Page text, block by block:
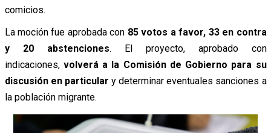
comicios.
La moción fue aprobada con 85 votos a favor, 33 en contra
y 20 abstenciones. El proyecto, aprobado con
indicaciones, volverá a la Comisión de Gobierno para su
discusión en particular y determinar eventuales sanciones a
la población migrante.